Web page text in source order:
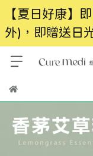
【夏日好康】
外)，即贈送日